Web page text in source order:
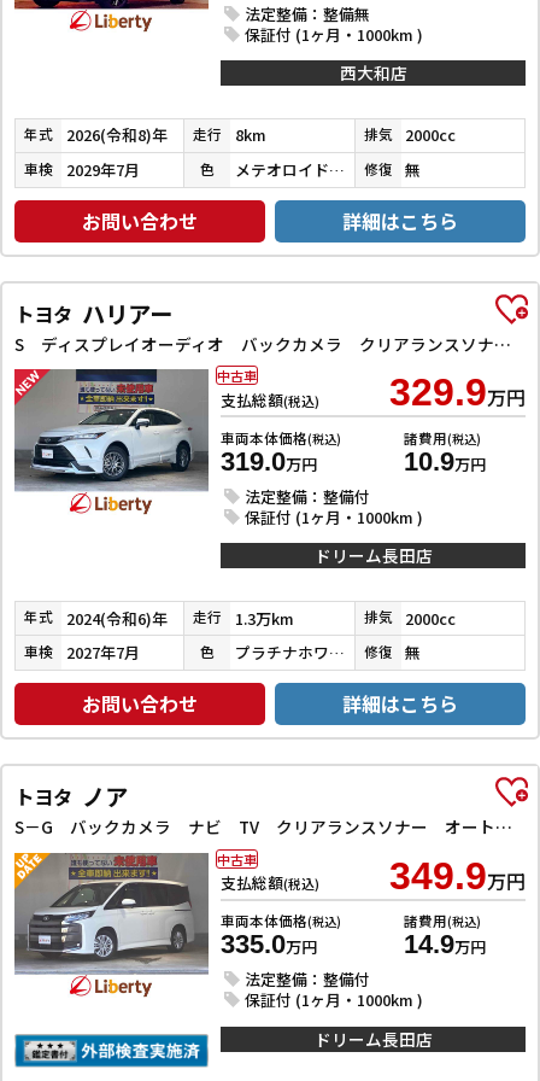
法定整備：整備無
保証付 (1ヶ月・1000km )
西大和店
年式 2026(令和8)年 走行 8km 排気 2000cc
車検 2029年7月 色 メテオロイドグレーメタリック 修復 無
お問い合わせ 詳細はこちら
トヨタ ハリアー
S ディスプレイオーディオ バックカメラ クリアランスソナー オートクルーズコントロール レーンアシスト 衝突被害軽減システム オートマチックハイビーム オートライト LEDヘッドランプ アルミホイール
支払総額(税込) 329.9万円
車両本体価格(税込)
319.0万円
諸費用(税込)
10.9万円
法定整備：整備付
保証付 (1ヶ月・1000km )
中古車
ドリーム長田店
年式 2024(令和6)年 走行 1.3万km 排気 2000cc
車検 2027年7月 色 プラチナホワイトパールマイカ 修復 無
お問い合わせ 詳細はこちら
トヨタ ノア
S－G バックカメラ ナビ TV クリアランスソナー オートクルーズコントロール レーンアシスト 衝突被害軽減システム 両側電動スライドドア オートマチックハイビーム LEDヘッドランプ
支払総額(税込) 349.9万円
車両本体価格(税込)
335.0万円
諸費用(税込)
14.9万円
法定整備：整備付
保証付 (1ヶ月・1000km )
中古車
ドリーム長田店